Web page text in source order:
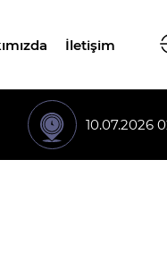
İletişim
10.07.2026